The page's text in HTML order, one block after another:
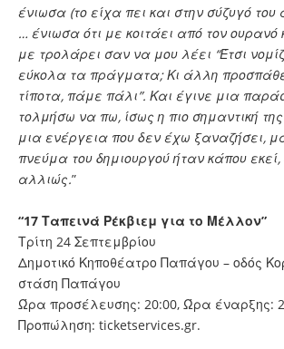
ένιωσα (το είχα πει και στην σύζυγό του
… ένιωσα ότι με κοιτάει από τον ουρανό
με τρολάρει σαν να μου λέει “Έτσι
εύκολα τα πράγματα; Κι άλλη
τίποτα, πάμε πάλι”. Και έγινε μια
τολμήσω να πω, ίσως η πιο σημαντική
μια ενέργεια που δεν έχω ξαναζήσει,
πνεύμα του δημιουργού ήταν κάπου εκεί,
αλλιώς.”
“17 Ταπεινά Ρέκβιεμ για το Μέλλον”
Τρίτη 24 Σεπτεμβρίου
Δημοτικό Κηποθέατρο Παπάγου – οδός
στάση Παπάγου
Ώρα προσέλευσης: 20:00, Ώρα έναρξης:
Προπώληση: ticketservices.gr.